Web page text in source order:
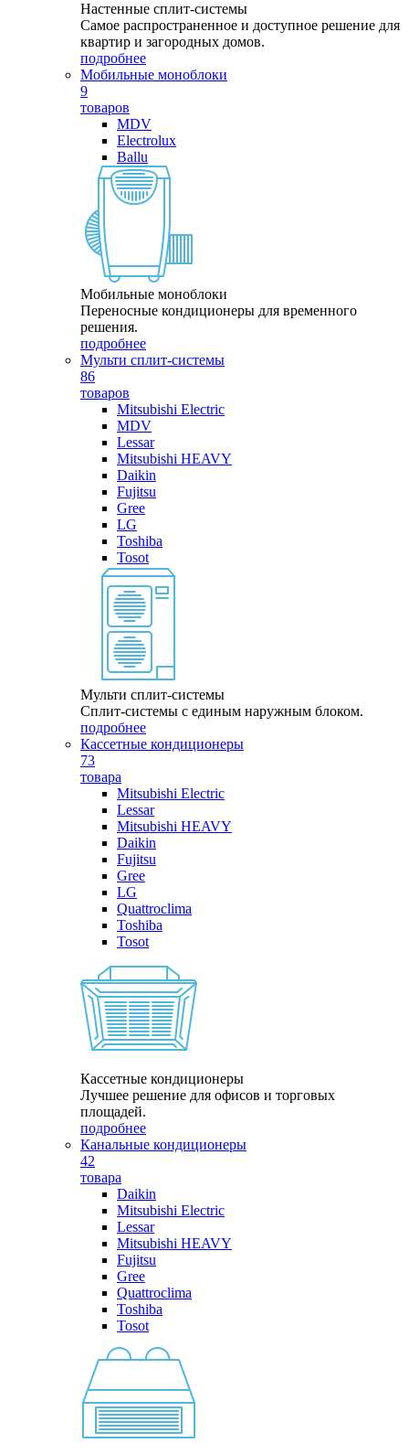
Настенные сплит-системы
Самое распространенное и доступное решение для
квартир и загородных домов.
подробнее
Мобильные моноблоки
9
товаров
MDV
Electrolux
Ballu
Мобильные моноблоки
Переносные кондиционеры для временного
решения.
подробнее
Мульти сплит-системы
86
товаров
Mitsubishi Electric
MDV
Lessar
Mitsubishi HEAVY
Daikin
Fujitsu
Gree
LG
Toshiba
Tosot
Мульти сплит-системы
Сплит-системы с единым наружным блоком.
подробнее
Кассетные кондиционеры
73
товара
Mitsubishi Electric
Lessar
Mitsubishi HEAVY
Daikin
Fujitsu
Gree
LG
Quattroclima
Toshiba
Tosot
Кассетные кондиционеры
Лучшее решение для офисов и торговых
площадей.
подробнее
Канальные кондиционеры
42
товара
Daikin
Mitsubishi Electric
Lessar
Mitsubishi HEAVY
Fujitsu
Gree
Quattroclima
Toshiba
Tosot